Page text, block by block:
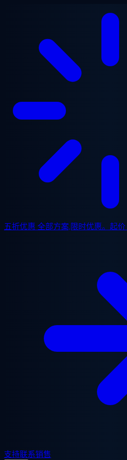
五折优惠 全部方案,限时优惠。起价
支持联系销售